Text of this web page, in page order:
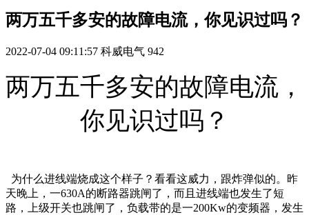
两万五千多安的故障电流，你见识过吗？
2022-07-04 09:11:57 科威电气 942
两万五千多安的故障电流，
你见识过吗？
为什么进线端烧成这个样子？看看这威力，跟炸弹似的。昨
天晚上，一630A的断路器跳闸了，而且进线端也发生了短
路，上级开关也跳闸了，负载带的是一200Kw的变频器，发生